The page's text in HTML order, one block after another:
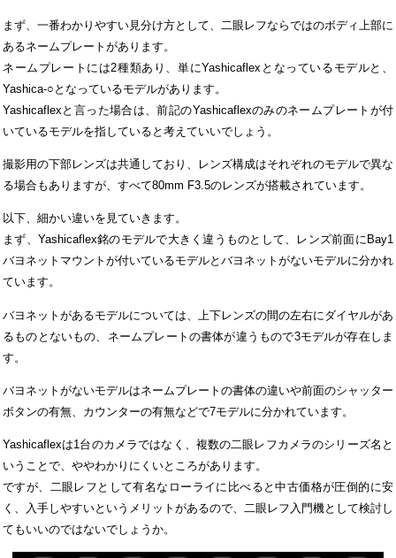
まず、一番わかりやすい見分け方として、二眼レフならではのボディ上部に
あるネームプレートがあります。
ネームプレートには2種類あり、単にYashicaflexとなっているモデルと、
Yashica-○となっているモデルがあります。
Yashicaflexと言った場合は、前記のYashicaflexのみのネームプレートが付
いているモデルを指していると考えていいでしょう。
撮影用の下部レンズは共通しており、レンズ構成はそれぞれのモデルで異な
る場合もありますが、すべて80mm F3.5のレンズが搭載されています。
以下、細かい違いを見ていきます。
まず、Yashicaflex銘のモデルで大きく違うものとして、レンズ前面にBay1
バヨネットマウントが付いているモデルとバヨネットがないモデルに分かれ
ています。
バヨネットがあるモデルについては、上下レンズの間の左右にダイヤルがあ
るものとないもの、ネームプレートの書体が違うもので3モデルが存在しま
す。
バヨネットがないモデルはネームプレートの書体の違いや前面のシャッター
ボタンの有無、カウンターの有無などで7モデルに分かれています。
Yashicaflexは1台のカメラではなく、複数の二眼レフカメラのシリーズ名と
いうことで、ややわかりにくいところがあります。
ですが、二眼レフとして有名なローライに比べると中古価格が圧倒的に安
く、入手しやすいというメリットがあるので、二眼レフ入門機として検討し
てもいいのではないでしょうか。